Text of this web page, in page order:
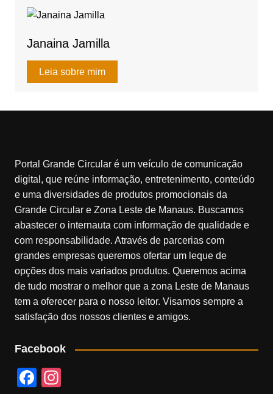
p
o
Janaina Jamilla
Leia sobre mim
Portal Grande Circular é um veículo de comunicação
digital, que reúne informação, entretenimento, conteúdo
e uma diversidades de produtos promocionais da
Grande Circular e Zona Leste de Manaus. Buscamos
abastecer o internauta com informação de qualidade e
com responsabilidade. Através de parcerias com
grandes empresas queremos ofertar um leque de
opções dos mais variados produtos. Queremos acima
de tudo mostrar o melhor que a zona Leste de Manaus
tem a oferecer para o nosso leitor. Visamos sempre a
satisfação dos nossos clientes e amigos.
Facebook
F